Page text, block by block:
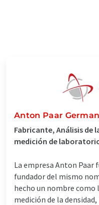
Anton Paar
Fabricante, Análisis
medición de
La empresa Anton Paar
fundador del mismo
hecho un nombre como
medición de la